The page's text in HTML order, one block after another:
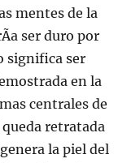
mentes de la
ser duro por
significa ser
en la
centrales de
retratada
la piel del